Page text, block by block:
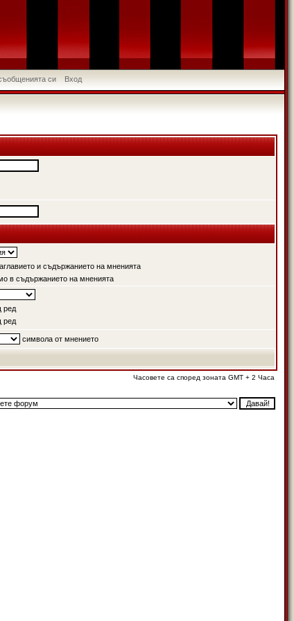
си Вход
и съдържанието на мненията
в съдържанието на мненията
ред
ред
символа от мнението
Часовете са според зоната GMT + 2 Часа